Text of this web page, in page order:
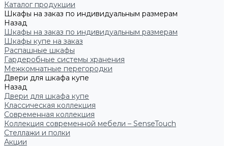
Каталог продукции
Шкафы на заказ по индивидуальным размерам
Назад
Шкафы на заказ по индивидуальным размерам
Шкафы купе на заказ
Распашные шкафы
Гардеробные системы хранения
Межкомнатные перегородки
Двери для шкафа купе
Назад
Двери для шкафа купе
Классическая коллекция
Современная коллекция
Коллекция современной мебели – SenseTouch
Стеллажи и полки
Акции